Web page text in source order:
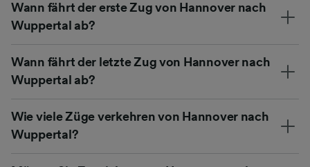
Wann fährt der erste Zug von Hannover nach
Wuppertal ab?
Wann fährt der letzte Zug von Hannover nach
Wuppertal ab?
Wie viele Züge verkehren von Hannover nach
Wuppertal?